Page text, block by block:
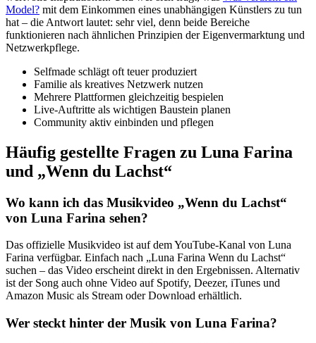
Model? mit dem Einkommen eines unabhängigen Künstlers zu tun
hat – die Antwort lautet: sehr viel, denn beide Bereiche
funktionieren nach ähnlichen Prinzipien der Eigenvermarktung und
Netzwerkpflege.
Selfmade schlägt oft teuer produziert
Familie als kreatives Netzwerk nutzen
Mehrere Plattformen gleichzeitig bespielen
Live-Auftritte als wichtigen Baustein planen
Community aktiv einbinden und pflegen
Häufig gestellte Fragen zu Luna Farina
und „Wenn du Lachst“
Wo kann ich das Musikvideo „Wenn du Lachst“
von Luna Farina sehen?
Das offizielle Musikvideo ist auf dem YouTube-Kanal von Luna
Farina verfügbar. Einfach nach „Luna Farina Wenn du Lachst“
suchen – das Video erscheint direkt in den Ergebnissen. Alternativ
ist der Song auch ohne Video auf Spotify, Deezer, iTunes und
Amazon Music als Stream oder Download erhältlich.
Wer steckt hinter der Musik von Luna Farina?